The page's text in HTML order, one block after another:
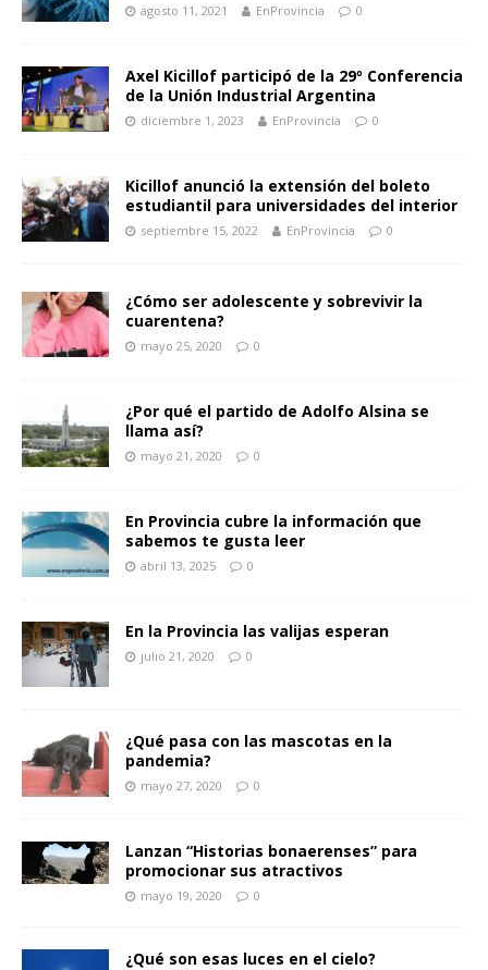
agosto 11, 2021 EnProvincia 0
Axel Kicillof participó de la 29º Conferencia
de la Unión Industrial Argentina
diciembre 1, 2023 EnProvincia 0
Kicillof anunció la extensión del boleto
estudiantil para universidades del interior
septiembre 15, 2022 EnProvincia 0
¿Cómo ser adolescente y sobrevivir la
cuarentena?
mayo 25, 2020 0
¿Por qué el partido de Adolfo Alsina se
llama así?
mayo 21, 2020 0
En Provincia cubre la información que
sabemos te gusta leer
abril 13, 2025 0
En la Provincia las valijas esperan
julio 21, 2020 0
¿Qué pasa con las mascotas en la
pandemia?
mayo 27, 2020 0
Lanzan “Historias bonaerenses” para
promocionar sus atractivos
mayo 19, 2020 0
¿Qué son esas luces en el cielo?